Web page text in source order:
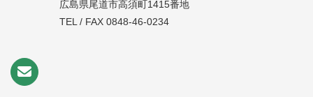
広島県尾道市高須町1415番地
TEL / FAX 0848-46-0234